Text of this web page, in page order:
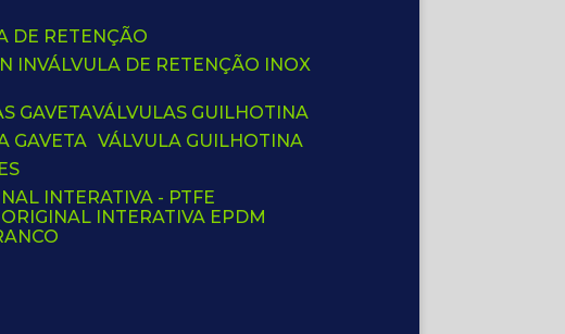
DE RETENÇÃO
IN VÁLVULA DE RETENÇÃO INOX
GAVETA
GAVETA
VÁLVULAS GUILHOTINA
VÁLVULA GUILHOTINA
INTERATIVA - PTFE
ORIGINAL INTERATIVA EPDM